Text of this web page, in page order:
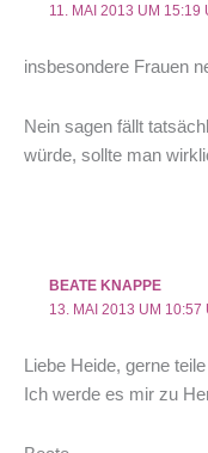
11. MAI 2013 UM 15:19
insbesondere Frauen
Nein sagen fällt
würde, sollte man
BEATE KNAPPE
13. MAI 2013 UM 10:57
Liebe Heide, gerne
Ich werde es mir zu